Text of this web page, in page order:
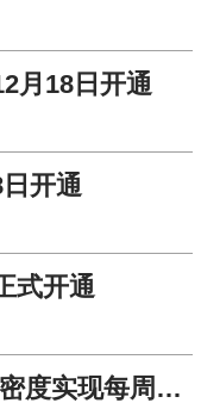
月18日开通
开通
式开通
“盘锦-日照”集装箱航线运营密度实现每周双班